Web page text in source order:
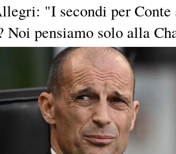
"I secondi per
Noi pensiamo solo alla